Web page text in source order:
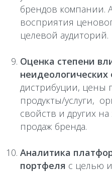
брендов компании.
восприятия
целевой аудиторий.
Оценка степени
неидеологических
дистрибуции, цены
продукты/услуги,
свойств и других
продаж бренда.
Аналитика
портфеля с целью